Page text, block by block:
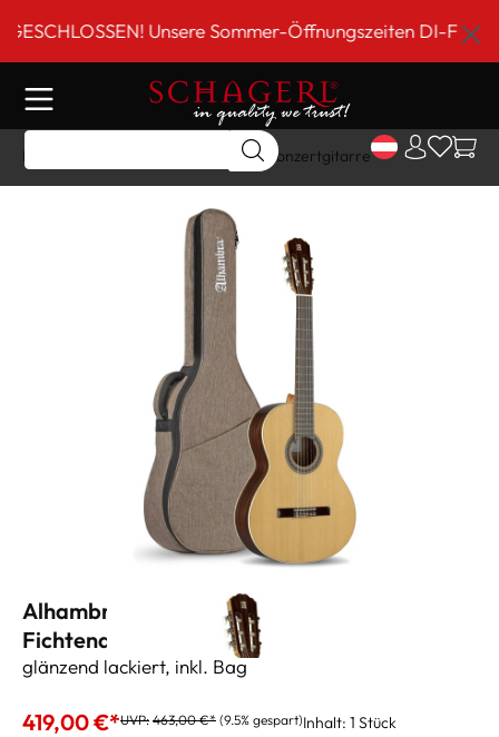
springenUnsere Sommer-Öffnungszeiten DI-FR 9 bis
Home Gitarre/Strings Konzertgitarre
Alhambra Konzertgitarre 4/4 2C A
Fichtendecke massiv
glänzend lackiert, inkl. Bag
419,00 €*UVP: 463,00 €* (9.5% gespart)Inhalt: 1 Stück